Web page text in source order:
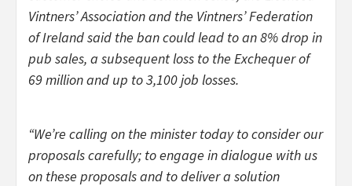
Vintners’ Association and the Vintners’ Federation
of Ireland said the ban could lead to an 8% drop in
pub sales, a subsequent loss to the Exchequer of
69 million and up to 3,100 job losses.
“We’re calling on the minister today to consider our
proposals carefully; to engage in dialogue with us
on these proposals and to deliver a solution